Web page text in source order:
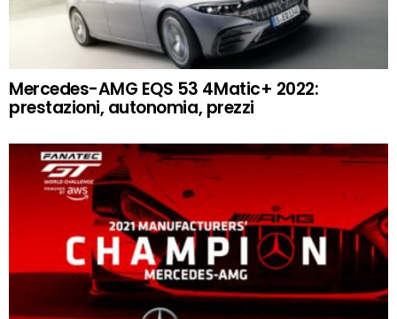
Mercedes-AMG EQS 53 4Matic+ 2022:
prestazioni, autonomia, prezzi